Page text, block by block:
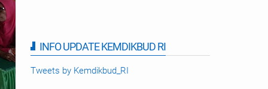
INFO UPDATE KEMDIKBUD RI
Tweets by Kemdikbud_RI